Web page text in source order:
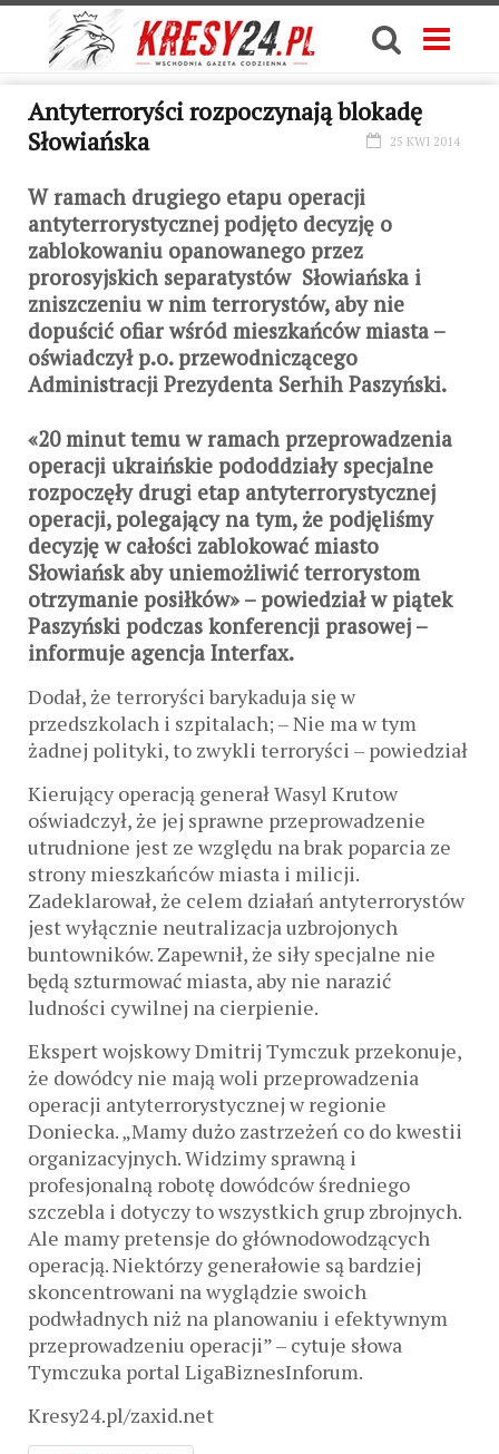
Antyterroryści rozpoczynają blokadę
Słowiańska
25 KWI 2014
W ramach drugiego etapu operacji
antyterrorystycznej podjęto decyzję o
zablokowaniu opanowanego przez
prorosyjskich separatystów Słowiańska i
zniszczeniu w nim terrorystów, aby nie
dopuścić ofiar wśród mieszkańców miasta –
oświadczył p.o. przewodniczącego
Administracji Prezydenta Serhih Paszyński.
«20 minut temu w ramach przeprowadzenia
operacji ukraińskie pododdziały specjalne
rozpoczęły drugi etap antyterrorystycznej
operacji, polegający na tym, że podjęliśmy
decyzję w całości zablokować miasto
Słowiańsk aby uniemożliwić terrorystom
otrzymanie posiłków» – powiedział w piątek
Paszyński podczas konferencji prasowej –
informuje agencja Interfax.
Dodał, że terroryści barykaduja się w
przedszkolach i szpitalach; – Nie ma w tym
żadnej polityki, to zwykli terroryści – powiedział
Kierujący operacją generał Wasyl Krutow
oświadczył, że jej sprawne przeprowadzenie
utrudnione jest ze względu na brak poparcia ze
strony mieszkańców miasta i milicji.
Zadeklarował, że celem działań antyterrorystów
jest wyłącznie neutralizacja uzbrojonych
buntowników. Zapewnił, że siły specjalne nie
będą szturmować miasta, aby nie narazić
ludności cywilnej na cierpienie.
Ekspert wojskowy Dmitrij Tymczuk przekonuje,
że dowódcy nie mają woli przeprowadzenia
operacji antyterrorystycznej w regionie
Doniecka. „Mamy dużo zastrzeżeń co do kwestii
organizacyjnych. Widzimy sprawną i
profesjonalną robotę dowódców średniego
szczebla i dotyczy to wszystkich grup zbrojnych.
Ale mamy pretensje do głównodowodzących
operacją. Niektórzy generałowie są bardziej
skoncentrowani na wyglądzie swoich
podwładnych niż na planowaniu i efektywnym
przeprowadzeniu operacji” – cytuje słowa
Tymczuka portal LigaBiznesInforum.
Kresy24.pl/zaxid.net